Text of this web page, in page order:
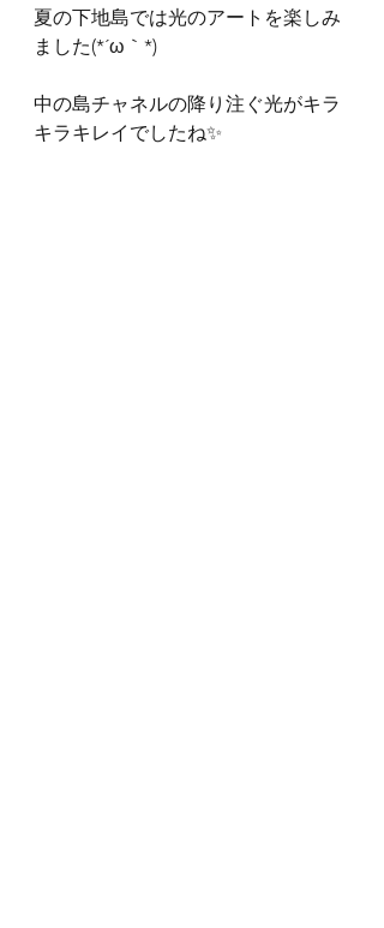
夏の下地島では光のアートを楽しみ
ました(*´ω｀*)
中の島チャネルの降り注ぐ光がキラ
キラキレイでしたね✨